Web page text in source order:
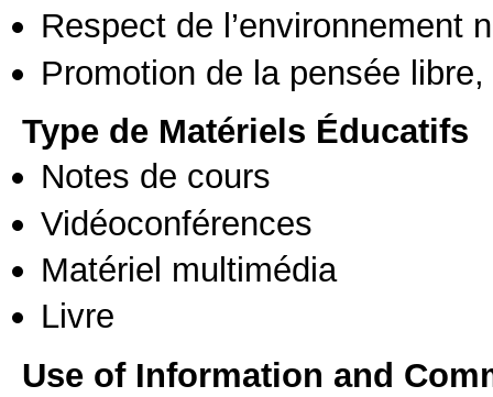
Respect de l’environnement
Promotion de la pensée
Type de Matériels Éducatifs
Notes de cours
Vidéoconférences
Matériel multimédia
Livre
Use of Information and